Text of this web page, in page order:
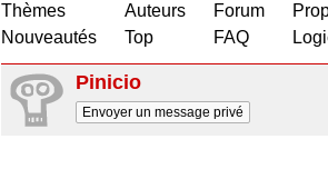
Thèmes
Nouveautés
Auteurs
Top
Forum
FAQ
Pinicio
Envoyer un message privé